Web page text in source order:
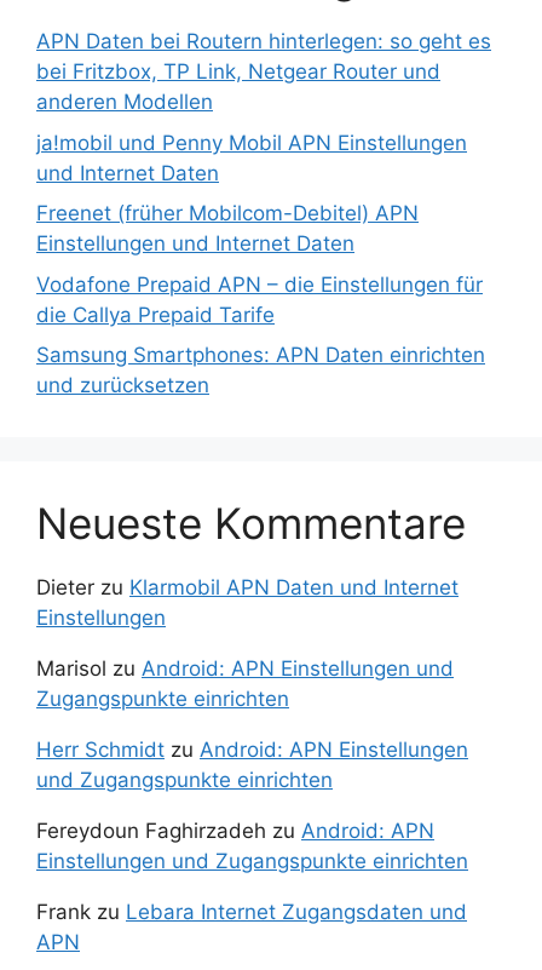
APN Daten bei Routern hinterlegen: so geht es
bei Fritzbox, TP Link, Netgear Router und
anderen Modellen
ja!mobil und Penny Mobil APN Einstellungen
und Internet Daten
Freenet (früher Mobilcom-Debitel) APN
Einstellungen und Internet Daten
Vodafone Prepaid APN – die Einstellungen für
die Callya Prepaid Tarife
Samsung Smartphones: APN Daten einrichten
und zurücksetzen
Neueste Kommentare
Dieter zu Klarmobil APN Daten und Internet
Einstellungen
Marisol zu Android: APN Einstellungen und
Zugangspunkte einrichten
Herr Schmidt zu Android: APN Einstellungen
und Zugangspunkte einrichten
Fereydoun Faghirzadeh zu Android: APN
Einstellungen und Zugangspunkte einrichten
Frank zu Lebara Internet Zugangsdaten und
APN